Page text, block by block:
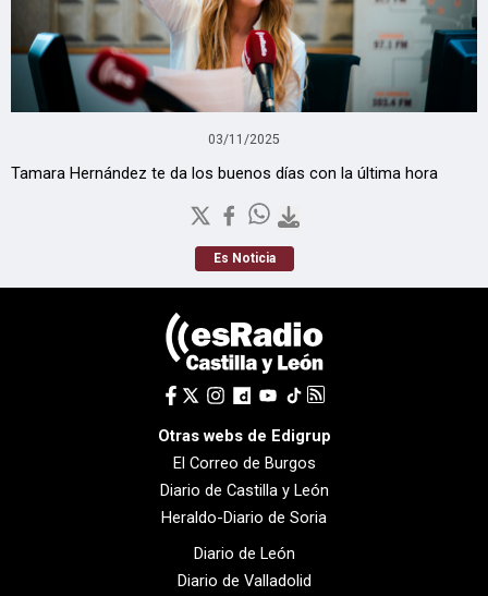
03/11/2025
Tamara Hernández te da los buenos días con la última hora
Es Noticia
Otras webs de Edigrup
El Correo de Burgos
Diario de Castilla y León
Heraldo-Diario de Soria
Diario de León
Diario de Valladolid